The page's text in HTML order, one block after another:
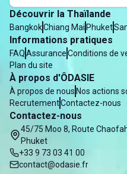
Découvrir la Thaïlande
BangkokChiang Mai Phuket
Informations pratiques
FAQAssuranceConditions de
Plan du site
À propos d'ÔDASIE
À propos de nous Nos actions
RecrutementContactez-nous
Contactez-nous
45/75 Moo 8, Route
Phuket
+33 9 73 03 41 00
contact@odasie.fr